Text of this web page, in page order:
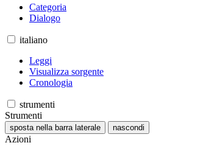
Categoria
Dialogo
italiano
Leggi
Visualizza sorgente
Cronologia
strumenti
Strumenti
sposta nella barra laterale nascondi
Azioni